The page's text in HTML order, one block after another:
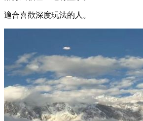
適合喜歡深度玩法的人。